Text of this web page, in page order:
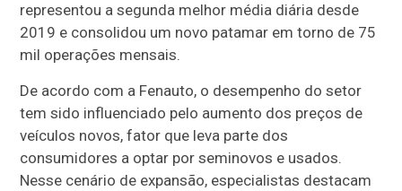
representou a segunda melhor média diária desde
2019 e consolidou um novo patamar em torno de 75
mil operações mensais.
De acordo com a Fenauto, o desempenho do setor
tem sido influenciado pelo aumento dos preços de
veículos novos, fator que leva parte dos
consumidores a optar por seminovos e usados.
Nesse cenário de expansão, especialistas destacam